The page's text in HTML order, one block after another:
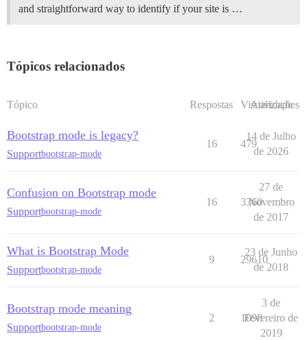
and straightforward way to identify if your site is …
Tópicos relacionados
Tópico Respostas Visualizações
Atividade
Bootstrap mode is legacy?
Supportbootstrap-mode
16 479
14 de Julho
de 2026
Confusion on Bootstrap mode
Supportbootstrap-mode
16 3360
27 de
Novembro
de 2017
What is Bootstrap Mode
Supportbootstrap-mode
9 29610
23 de Junho
de 2018
Bootstrap mode meaning
Supportbootstrap-mode
2 1098
3 de
Fevereiro de
2019